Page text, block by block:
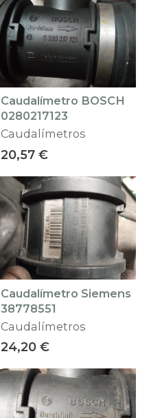
Caudalímetro BOSCH
0280217123
Caudalímetros
20,57 €
Caudalímetro Siemens
38778551
Caudalímetros
24,20 €